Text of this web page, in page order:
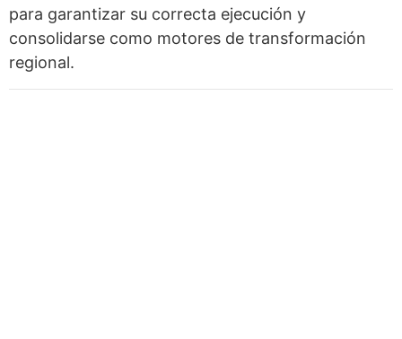
para garantizar su correcta ejecución y
consolidarse como motores de transformación
regional.